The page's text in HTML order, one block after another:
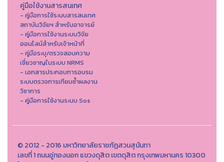
คู่มือใช้งานสารสนเทศ
- คู่มือการใช้ระบบสารสนเทศ
สถาบันวิจัยฯ สำหรับอาจารย์
- คู่มือการใช้งานระบบวิจัย
ออนไลน์สำหรับเจ้าหน้าที่
- คู่มือระบุ/ตรวจสอบความ
เชี่ยวชาญในระบบ NRMS
- เอกสารประกอบการอบรม
ระบบตรวจการเทียบซ้ำผลงาน
วิชาการ
- คู่มือการใช้งานระบบ Sos
© 2012 - 2016 มหาวิทยาลัยราชภัฏสวนสุนันทา
เลขที่ 1 ถนนอู่ทองนอก แขวงดุสิต เขตดุสิต กรุงเทพมหานคร 10300